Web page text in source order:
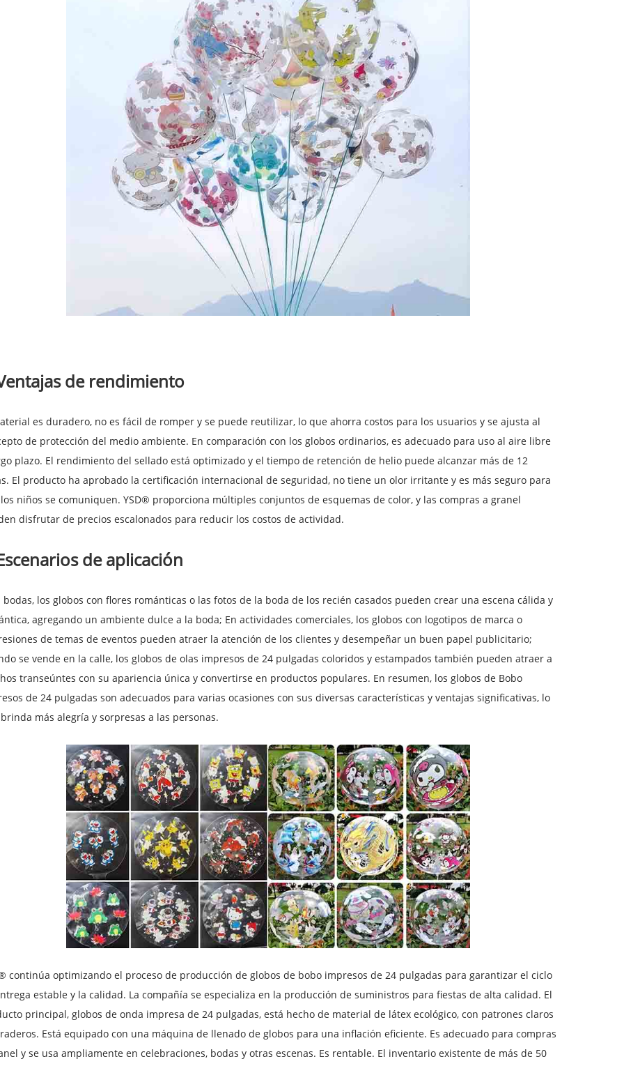
de rendimiento
es duradero, no es fácil de romper y se puede reutilizar, lo que ahorra costos para los usuarios y se ajusta al
de protección del medio ambiente. En comparación con los globos ordinarios, es adecuado para uso al aire libre
plazo. El rendimiento del sellado está optimizado y el tiempo de retención de helio puede alcanzar más de 12
El producto ha aprobado la certificación internacional de seguridad, no tiene un olor irritante y es más seguro para
niños se comuniquen. YSD® proporciona múltiples conjuntos de esquemas de color, y las compras a granel
disfrutar de precios escalonados para reducir los costos de actividad.
de aplicación
bodas, los globos con flores románticas o las fotos de la boda de los recién casados ​​pueden crear una escena cálida y
agregando un ambiente dulce a la boda; En actividades comerciales, los globos con logotipos de marca o
de temas de eventos pueden atraer la atención de los clientes y desempeñar un buen papel publicitario;
se vende en la calle, los globos de olas impresos de 24 pulgadas coloridos y estampados también pueden atraer a
transeúntes con su apariencia única y convertirse en productos populares. En resumen, los globos de Bobo
de 24 pulgadas son adecuados para varias ocasiones con sus diversas características y ventajas significativas, lo
más alegría y sorpresas a las personas.
continúa optimizando el proceso de producción de globos de bobo impresos de 24 pulgadas para garantizar el ciclo
estable y la calidad. La compañía se especializa en la producción de suministros para fiestas de alta calidad. El
principal, globos de onda impresa de 24 pulgadas, está hecho de material de látex ecológico, con patrones claros
Está equipado con una máquina de llenado de globos para una inflación eficiente. Es adecuado para compras
y se usa ampliamente en celebraciones, bodas y otras escenas. Es rentable. El inventario existente de más de 50